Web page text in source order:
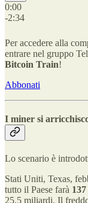
0:00
-2:34
Per accedere alla
entrare nel gruppo
Bitcoin Train!
Abbonati
I miner si
Lo scenario è
Stati Uniti, Texas,
tutto il Paese farà
25,5 miliardi. Il